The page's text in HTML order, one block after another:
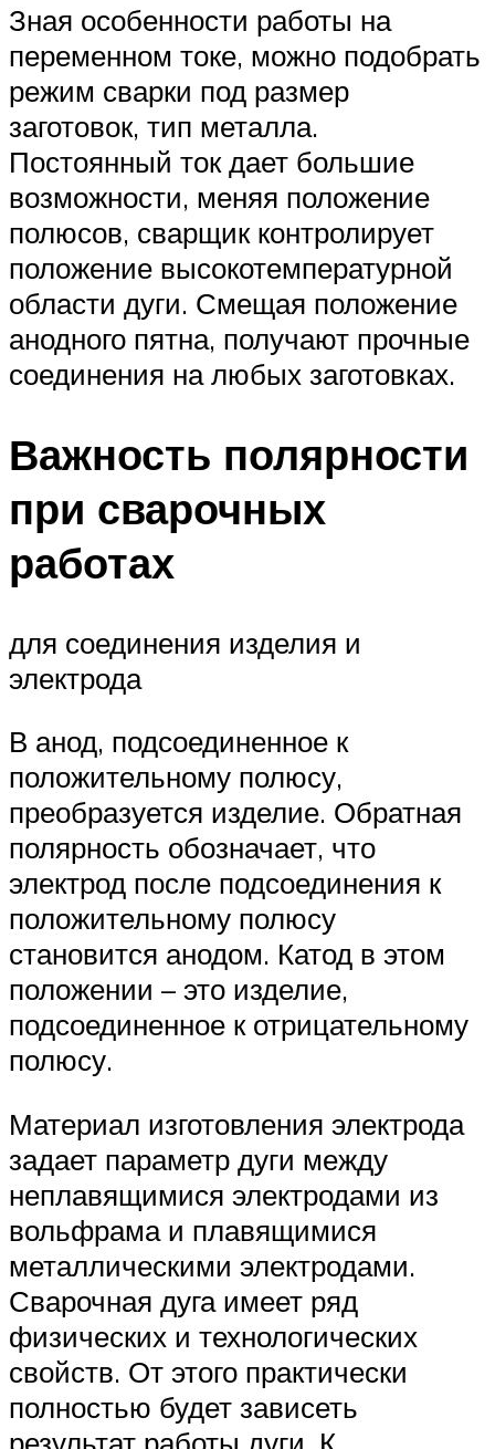
Зная особенности работы на
переменном токе, можно подобрать
режим сварки под размер
заготовок, тип металла.
Постоянный ток дает большие
возможности, меняя положение
полюсов, сварщик контролирует
положение высокотемпературной
области дуги. Смещая положение
анодного пятна, получают прочные
соединения на любых заготовках.
Важность полярности
при сварочных
работах
для соединения изделия и
электрода
В анод, подсоединенное к
положительному полюсу,
преобразуется изделие. Обратная
полярность обозначает, что
электрод после подсоединения к
положительному полюсу
становится анодом. Катод в этом
положении – это изделие,
подсоединенное к отрицательному
полюсу.
Материал изготовления электрода
задает параметр дуги между
неплавящимися электродами из
вольфрама и плавящимися
металлическими электродами.
Сварочная дуга имеет ряд
физических и технологических
свойств. От этого практически
полностью будет зависеть